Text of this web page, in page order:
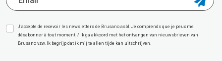
J’accepte de recevoir les newsletters de Brusano asbl. Je comprends que je peux me
désabonner à tout moment. / Ik ga akkoord met het ontvangen van nieuwsbrieven van
Brusano vzw. Ik begrijp dat ik mij te allen tijde kan uitschrijven.